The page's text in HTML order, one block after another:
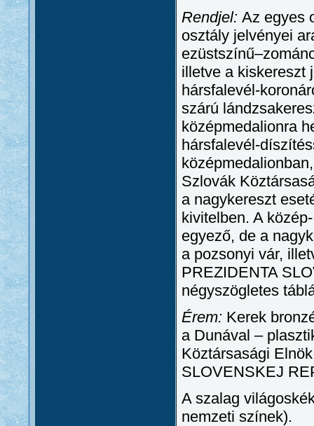
Rendjel: Az egyes
osztály jelvényei
illetve a kiskereszt
hársfalevél-
szárú
középmedalionra
hársfalevél-
Szlovák
a nagykereszt
kivitelben. A
egyező, de a
a pozsonyi vár,
PREZIDENTA
négyszögletes
Érem: Kerek
a Dunával –
Köztársasági
SLOVENSKEJ
A szalag
nemzeti színek).